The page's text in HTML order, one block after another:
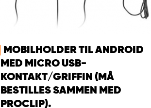
MOBILHOLDER TIL ANDROID
MED MICRO USB-
KONTAKT/GRIFFIN (MÅ
BESTILLES SAMMEN MED
PROCLIP).